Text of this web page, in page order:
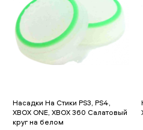
Насадки На Стики PS3, PS4,
XBOX ONE, XBOX 360 Салатовый
круг на белом